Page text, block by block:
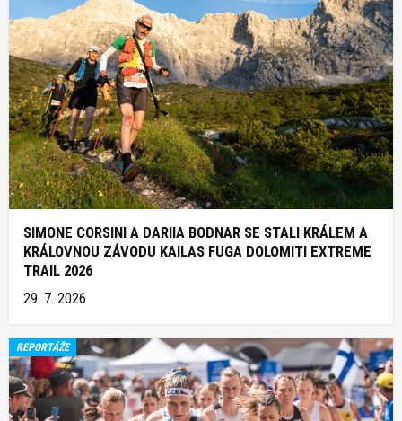
SIMONE CORSINI A DARIIA BODNAR SE STALI KRÁLEM A
KRÁLOVNOU ZÁVODU KAILAS FUGA DOLOMITI EXTREME
TRAIL 2026
29. 7. 2026
REPORTÁŽE